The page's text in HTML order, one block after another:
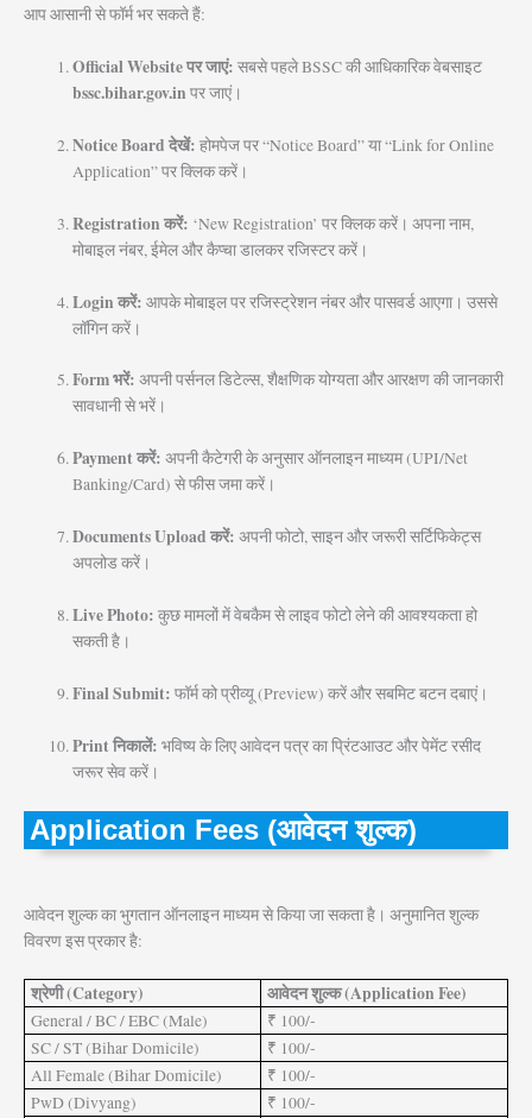
आप आसानी से फॉर्म भर सकते हैं:
Official Website पर जाएं: सबसे पहले BSSC की आधिकारिक वेबसाइट
bssc.bihar.gov.in पर जाएं।
Notice Board देखें: होमपेज पर “Notice Board” या “Link for Online
Application” पर क्लिक करें।
Registration करें: ‘New Registration’ पर क्लिक करें। अपना नाम,
मोबाइल नंबर, ईमेल और कैप्चा डालकर रजिस्टर करें।
Login करें: आपके मोबाइल पर रजिस्ट्रेशन नंबर और पासवर्ड आएगा। उससे
लॉगिन करें।
Form भरें: अपनी पर्सनल डिटेल्स, शैक्षणिक योग्यता और आरक्षण की जानकारी
सावधानी से भरें।
Payment करें: अपनी कैटेगरी के अनुसार ऑनलाइन माध्यम (UPI/Net
Banking/Card) से फीस जमा करें।
Documents Upload करें: अपनी फोटो, साइन और जरूरी सर्टिफिकेट्स
अपलोड करें।
Live Photo: कुछ मामलों में वेबकैम से लाइव फोटो लेने की आवश्यकता हो
सकती है।
Final Submit: फॉर्म को प्रीव्यू (Preview) करें और सबमिट बटन दबाएं।
Print निकालें: भविष्य के लिए आवेदन पत्र का प्रिंटआउट और पेमेंट रसीद
जरूर सेव करें।
Application Fees (आवेदन शुल्क)
आवेदन शुल्क का भुगतान ऑनलाइन माध्यम से किया जा सकता है। अनुमानित शुल्क
विवरण इस प्रकार है:
श्रेणी (Category) आवेदन शुल्क (Application Fee)
General / BC / EBC (Male)
₹ 100/-
SC / ST (Bihar Domicile)
₹ 100/-
All Female (Bihar Domicile)
₹ 100/-
PwD (Divyang)
₹ 100/-